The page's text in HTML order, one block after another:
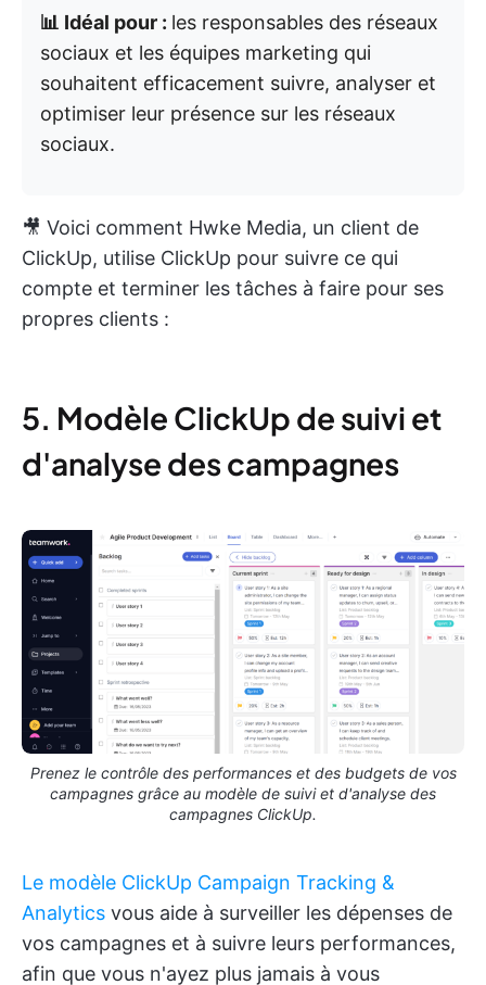
📊 Idéal pour : les responsables des réseaux
sociaux et les équipes marketing qui
souhaitent efficacement suivre, analyser et
optimiser leur présence sur les réseaux
sociaux.
🎥 Voici comment Hwke Media, un client de
ClickUp, utilise ClickUp pour suivre ce qui
compte et terminer les tâches à faire pour ses
propres clients :
5. Modèle ClickUp de suivi et
d'analyse des campagnes
Prenez le contrôle des performances et des budgets de vos
campagnes grâce au modèle de suivi et d'analyse des
campagnes ClickUp.
Le modèle ClickUp Campaign Tracking &
Analytics vous aide à surveiller les dépenses de
vos campagnes et à suivre leurs performances,
afin que vous n'ayez plus jamais à vous